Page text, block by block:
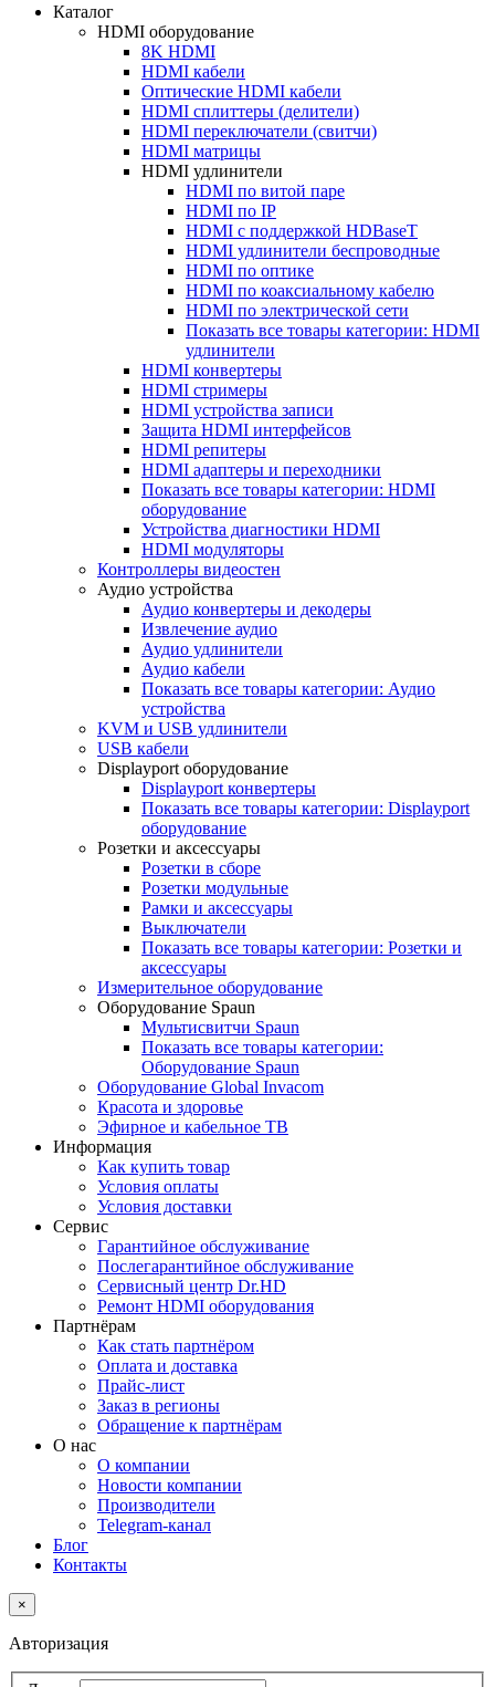
Каталог
HDMI оборудование
8K HDMI
HDMI кабели
Оптические HDMI кабели
HDMI сплиттеры (делители)
HDMI переключатели (свитчи)
HDMI матрицы
HDMI удлинители
HDMI по витой паре
HDMI по IP
HDMI с поддержкой HDBaseT
HDMI удлинители беспроводные
HDMI по оптике
HDMI по коаксиальному кабелю
HDMI по электрической сети
Показать все товары категории: HDMI
удлинители
HDMI конвертеры
HDMI стримеры
HDMI устройства записи
Защита HDMI интерфейсов
HDMI репитеры
HDMI адаптеры и переходники
Показать все товары категории: HDMI
оборудование
Устройства диагностики HDMI
HDMI модуляторы
Контроллеры видеостен
Аудио устройства
Аудио конвертеры и декодеры
Извлечение аудио
Аудио удлинители
Аудио кабели
Показать все товары категории: Аудио
устройства
KVM и USB удлинители
USB кабели
Displayport оборудование
Displayport конвертеры
Показать все товары категории: Displayport
оборудование
Розетки и аксессуары
Розетки в сборе
Розетки модульные
Рамки и аксессуары
Выключатели
Показать все товары категории: Розетки и
аксессуары
Измерительное оборудование
Оборудование Spaun
Мультисвитчи Spaun
Показать все товары категории:
Оборудование Spaun
Оборудование Global Invacom
Красота и здоровье
Эфирное и кабельное ТВ
Информация
Как купить товар
Условия оплаты
Условия доставки
Сервис
Гарантийное обслуживание
Послегарантийное обслуживание
Сервисный центр Dr.HD
Ремонт HDMI оборудования
Партнёрам
Как стать партнёром
Оплата и доставка
Прайс-лист
Заказ в регионы
Обращение к партнёрам
О нас
О компании
Новости компании
Производители
Telegram-канал
Блог
Контакты
×
Авторизация